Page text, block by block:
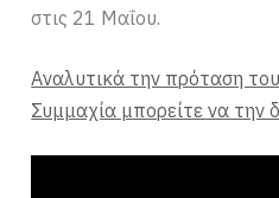
στις 21 Μαΐου.
Αναλυτικά την πρόταση
Συμμαχία μπορείτε να την